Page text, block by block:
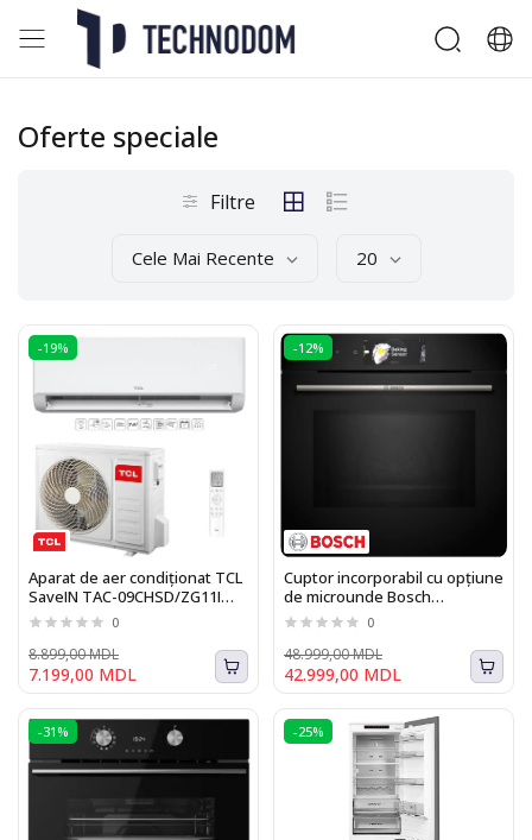
Oferte speciale
Filtre
Cele Mai Recente 20
-19%
Aparat de aer condiționat TCL
SaveIN TAC-09CHSD/ZG11I
Inverter wi-fi
0
7.199,00 MDL
8.899,00 MDL
-12%
Cuptor incorporabil cu opțiune
de microunde Bosch
HMG778NB1 Seria I 8
0
42.999,00 MDL
48.999,00 MDL
-31% -25%